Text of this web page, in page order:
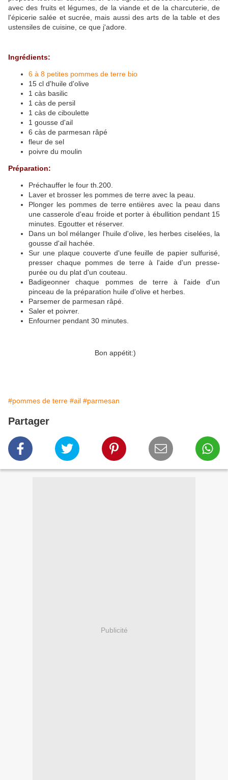
avec des fruits et légumes, de la viande et de la charcuterie, de
l'épicerie salée et sucrée, mais aussi des arts de la table et des
ustensiles de cuisine, ce que j'adore.
Ingrédients:
6 à 8 petites pommes de terre bio
15 cl d'huile d'olive
1 càs basilic
1 càs de persil
1 càs de ciboulette
1 gousse d'ail
6 càs de parmesan râpé
fleur de sel
poivre du moulin
Préparation:
Préchauffer le four th.200.
Laver et brosser les pommes de terre avec la peau.
Plonger les pommes de terre entières avec la peau dans
une casserole d'eau froide et porter à ébullition pendant 15
minutes. Egoutter et réserver.
Dans un bol mélanger l'huile d'olive, les herbes ciselées, la
gousse d'ail hachée.
Sur une plaque couverte d'une feuille de papier sulfurisé,
presser chaque pommes de terre à l'aide d'un presse-
purée ou du plat d'un couteau.
Badigeonner chaque pommes de terre à l'aide d'un
pinceau de la préparation huile d'olive et herbes.
Parsemer de parmesan râpé.
Saler et poivrer.
Enfourner pendant 30 minutes.
Bon appétit:)
#pommes de terre #ail #parmesan
Partager
Publicité